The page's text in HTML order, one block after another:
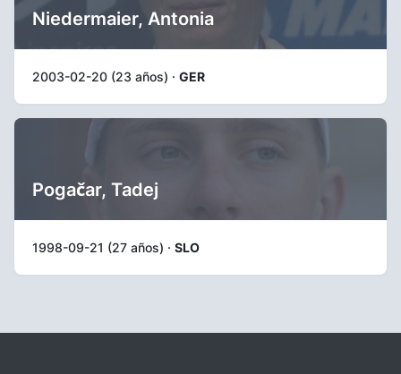
Niedermaier, Antonia
2003-02-20 (23 años) · GER
Pogačar, Tadej
1998-09-21 (27 años) · SLO